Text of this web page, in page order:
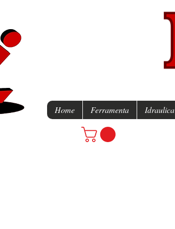
Home Ferramenta Idraulica